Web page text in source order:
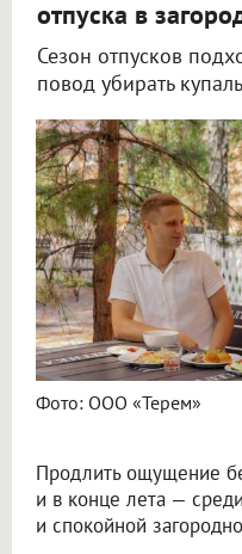
отпуска в
Сезон отпусков
повод убирать
Фото: ООО «Терем»
Продлить ощущение
и в конце лета —
и спокойной